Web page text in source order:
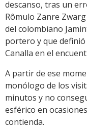
descanso, tras un
Rômulo Zanre
del colombiano
portero y que
Canalla en el
A partir de ese
monólogo de los
minutos y no
esférico en
contienda.